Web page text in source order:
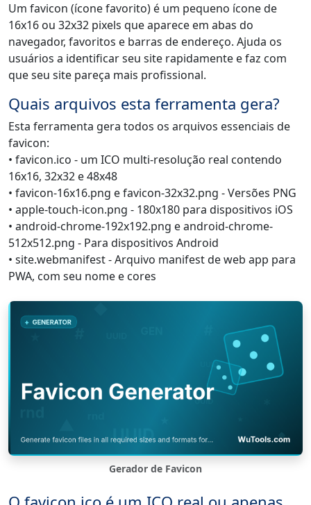
Um favicon (ícone favorito) é um pequeno ícone de
16x16 ou 32x32 pixels que aparece em abas do
navegador, favoritos e barras de endereço. Ajuda os
usuários a identificar seu site rapidamente e faz com
que seu site pareça mais profissional.
Quais arquivos esta ferramenta gera?
Esta ferramenta gera todos os arquivos essenciais de
favicon:
• favicon.ico - um ICO multi-resolução real contendo
16x16, 32x32 e 48x48
• favicon-16x16.png e favicon-32x32.png - Versões PNG
• apple-touch-icon.png - 180x180 para dispositivos iOS
• android-chrome-192x192.png e android-chrome-
512x512.png - Para dispositivos Android
• site.webmanifest - Arquivo manifest de web app para
PWA, com seu nome e cores
Gerador de Favicon